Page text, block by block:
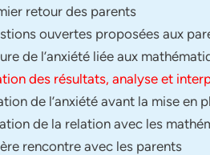
retour des parents
ouvertes proposées aux
de l’anxiété liée aux
des résultats, analyse et
de l’anxiété avant la mise en
de la relation avec les
rencontre avec les parents